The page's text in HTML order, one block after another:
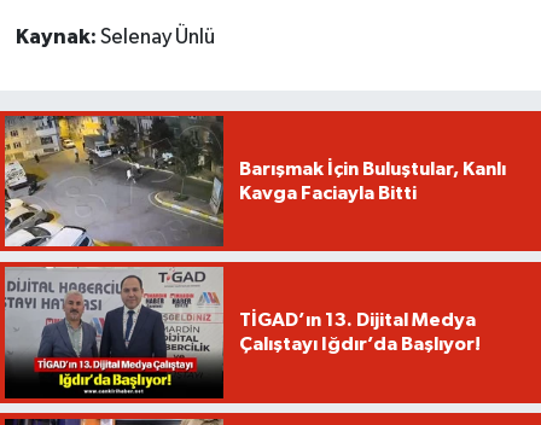
Kaynak: Selenay Ünlü
Barışmak İçin Buluştular, Kanlı
Kavga Faciayla Bitti
TİGAD’ın 13. Dijital Medya
Çalıştayı Iğdır’da Başlıyor!